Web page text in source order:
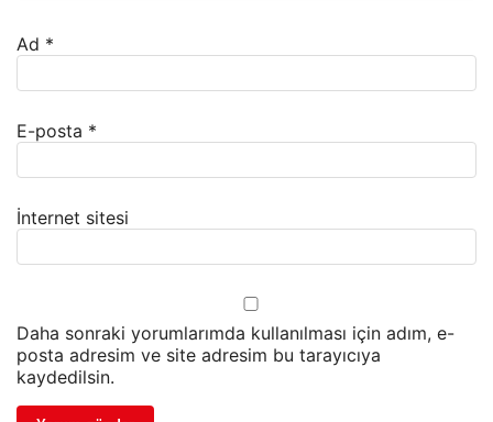
Ad *
E-posta *
İnternet sitesi
Daha sonraki yorumlarımda kullanılması için adım, e-
posta adresim ve site adresim bu tarayıcıya
kaydedilsin.